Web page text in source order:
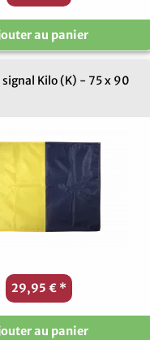
au panier
Kilo (K) - 75 x 90
29,95 € *
au panier